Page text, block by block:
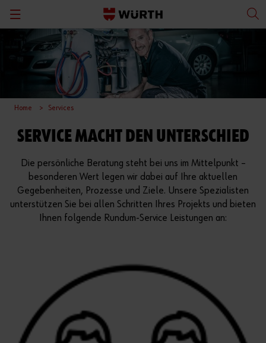
Zurück
Übersicht
Wartung einmelden
Downloads
Finanzierung
ROI Rechner Klimaservice
Zurück
Klimaservice
Hebetechnik
Diagnose & Kalibrierung
Prüfstraße
Reifenservicegeräte
Achsvermessung
Druckluftversorgung
Karosserie
Reinigungstechnik
Zurück
Anfrage senden
Spezialisten-Team
Zurück
Vergangene Webinare
Home Services
SERVICE MACHT DEN UNTERSCHIED
Die persönliche Beratung steht bei uns im Mittelpunkt –
besonderen Wert legen wir dabei auf Ihre aktuellen
Gegebenheiten, Prozesse und Ziele. Unsere Spezialisten
unterstützen Sie bei allen Schritten Ihres Projekts und bieten
Ihnen folgende Rundum-Service Leistungen an: